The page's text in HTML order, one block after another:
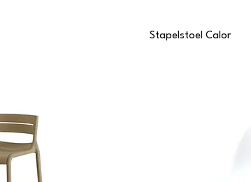
Stapelstoel Calor